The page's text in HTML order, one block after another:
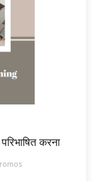
करना